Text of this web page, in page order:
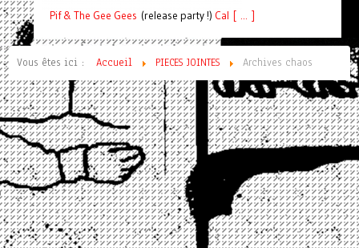
Pif& The Gee Gees (release party !) Cal [ ... ]
Vous êtes ici : Accueil PIECES JOINTES Archives chaos